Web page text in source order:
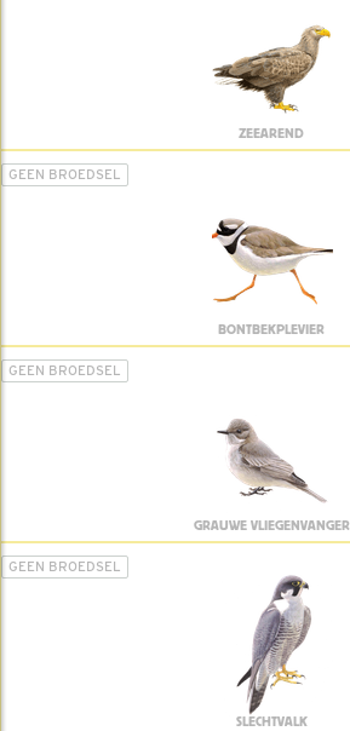
ZEEAREND
GEEN BROEDSEL
BONTBEKPLEVIER
GEEN BROEDSEL
GRAUWE VLIEGENVANGER
GEEN BROEDSEL
SLECHTVALK